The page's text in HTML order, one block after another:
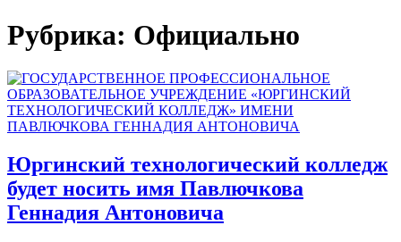
Рубрика: Официально
Юргинский технологический колледж
будет носить имя Павлючкова
Геннадия Антоновича